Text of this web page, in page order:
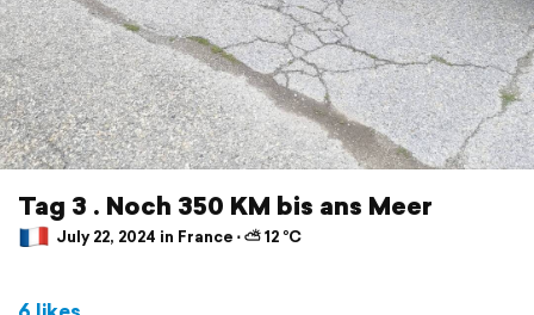
Tag 3 . Noch 350 KM bis ans Meer
July 22, 2024 in France ⋅ ⛅ 12 °C